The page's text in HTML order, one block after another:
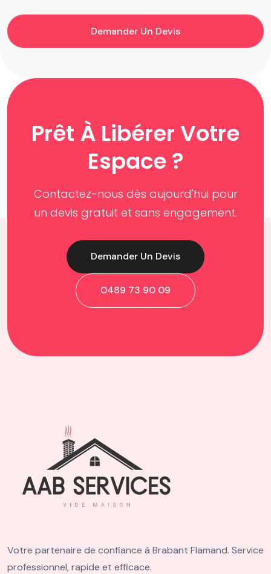
Demander Un Devis
Prêt À Libérer Votre
Espace ?
Contactez-nous dès aujourd'hui pour
un devis gratuit et sans engagement.
Demander Un Devis
0489 73 90 09
Votre partenaire de confiance à Brabant Flamand. Service
professionnel, rapide et efficace.